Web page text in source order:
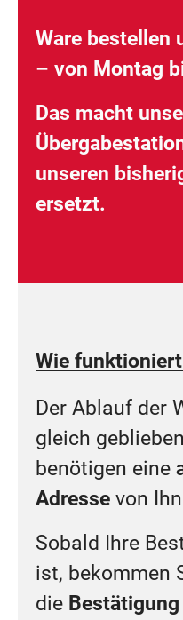
Ware bestellen
– von Montag
Das macht
unseren
ersetzt.
Wie
Der Ablauf der
gleich
benötigen eine
Adresse von
Sobald Ihre
ist, bekommen
die Bestätigung